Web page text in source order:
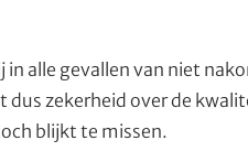
alle gevallen van niet
dus zekerheid over de
blijkt te missen.